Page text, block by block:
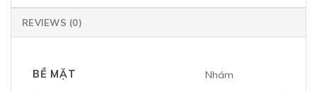
REVIEWS (0)
BỀ MẶT Nhám